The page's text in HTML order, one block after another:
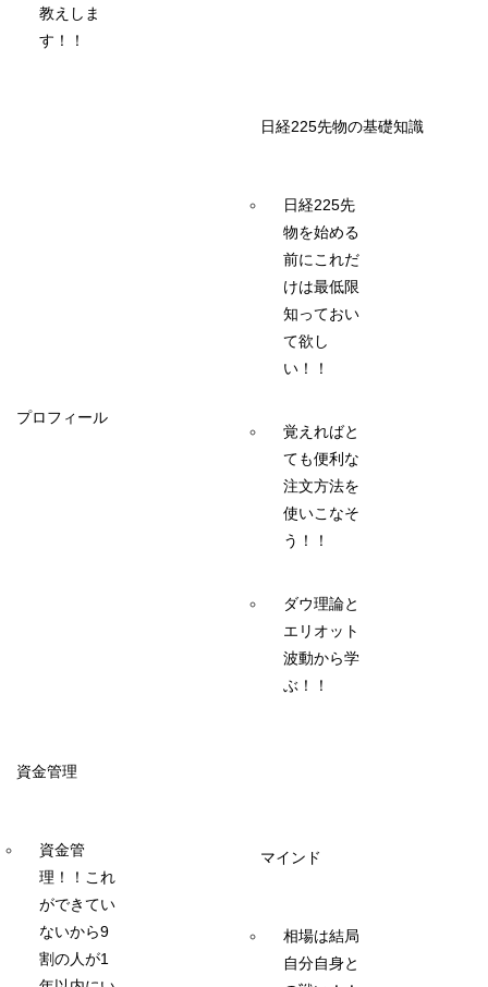
教えしま
す！！
プロフィール
日経225先物の基礎知識
日経225先
物を始める
前にこれだ
けは最低限
知っておい
て欲し
い！！
覚えればと
ても便利な
注文方法を
使いこなそ
う！！
ダウ理論と
エリオット
波動から学
ぶ！！
資金管理
資金管
理！！これ
ができてい
ないから9
割の人が1
マインド
相場は結局
自分自身と